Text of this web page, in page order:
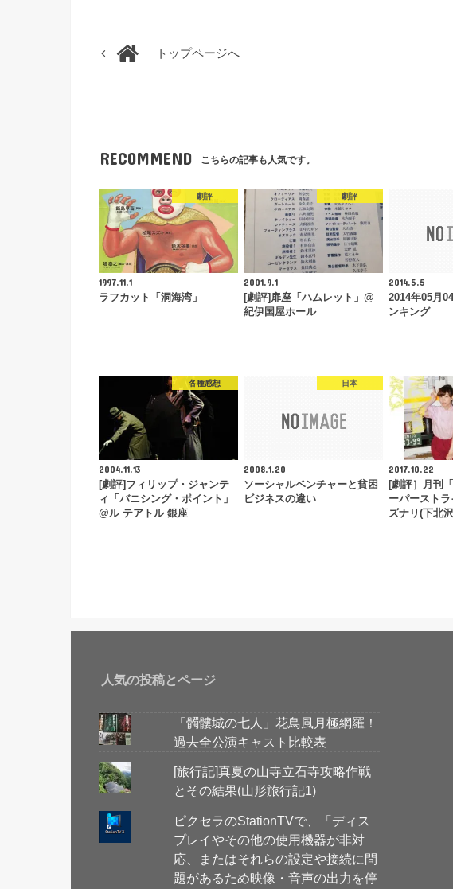
トップページへ
RECOMMEND こちらの記事も人気です。
劇評
1997.11.1
ラフカット「洞海湾」
劇評
2001.9.1
[劇評]扉座「ハムレット」@
紀伊国屋ホール
2014.5.5
2014年05月
ンキング
各種感想
2004.11.13
[劇評]フィリップ・ジャンテ
ィ「バニシング・ポイント」
@ル テアトル 銀座
日本
2008.1.20
ソーシャルベンチャーと貧困
ビジネスの違い
2017.10.22
[劇評］月刊
ーパースト
ズナリ(下北
人気の投稿とページ
「髑髏城の七人」花鳥風月極網羅！
過去全公演キャスト比較表
[旅行記]真夏の山寺立石寺攻略作戦
とその結果(山形旅行記1)
ピクセラのStationTVで、「ディス
プレイやその他の使用機器が非対
応、またはそれらの設定や接続に問
題があるため映像・音声の出力を停